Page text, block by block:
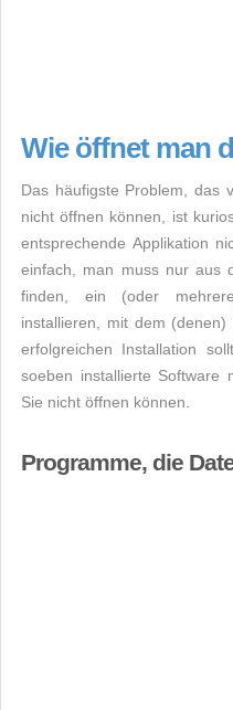
Wie öffnet man
Das häufigste Problem, das
nicht öffnen können, ist
entsprechende Applikation
einfach, man muss nur aus
finden, ein (oder
installieren, mit dem
erfolgreichen Installation
soeben installierte Software
Sie nicht öffnen können.
Programme, die